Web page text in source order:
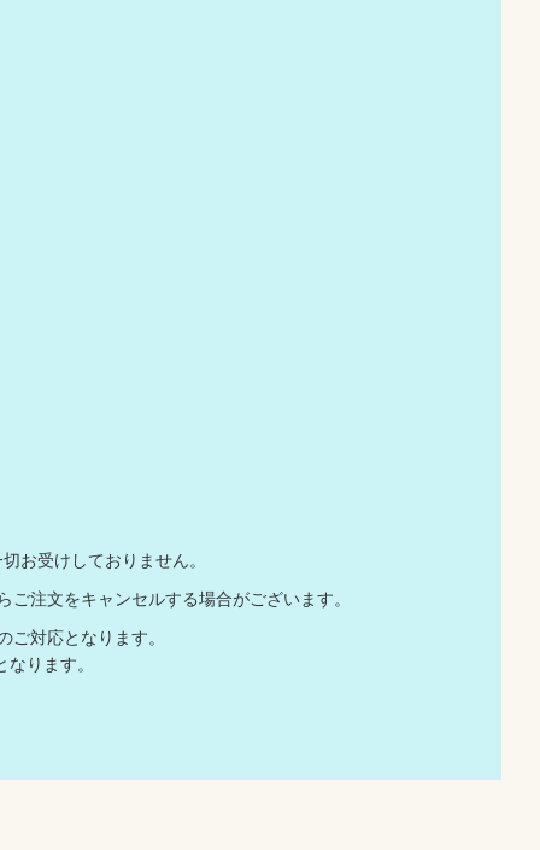
お受けしておりません。
注文をキャンセルする場合がございます。
対応となります。
ります。